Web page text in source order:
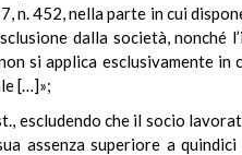
452, nella parte in cui
dalla società, nonché
si applica esclusivamente in
[…]»;
escludendo che il socio
assenza superiore a